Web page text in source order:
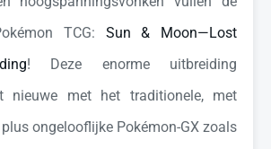
TCG: Sun & Moon—Lost
! Deze enorme uitbreiding
nieuwe met het traditionele, met
ongelooflijke Pokémon-GX zoals